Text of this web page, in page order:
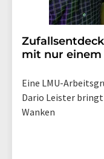
mit nur
Eine LMU-
Dario Leister
Wanken